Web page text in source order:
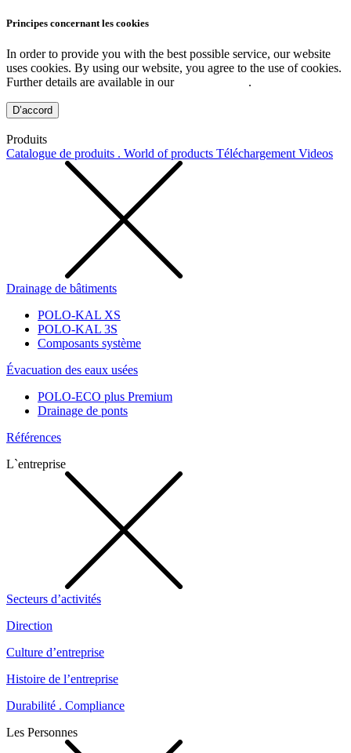
Principes concernant les cookies
In order to provide you with the best possible service, our website
uses cookies. By using our website, you agree to the use of cookies.
Further details are available in our
.
D’accord
Produits
Catalogue de produits . World of products Téléchargement Videos
Drainage de bâtiments
POLO-KAL XS
POLO-KAL 3S
Composants système
Évacuation des eaux usées
POLO-ECO plus Premium
Drainage de ponts
Références
L`entreprise
Secteurs d’activités
Direction
Culture d’entreprise
Histoire de l’entreprise
Durabilité . Compliance
Les Personnes